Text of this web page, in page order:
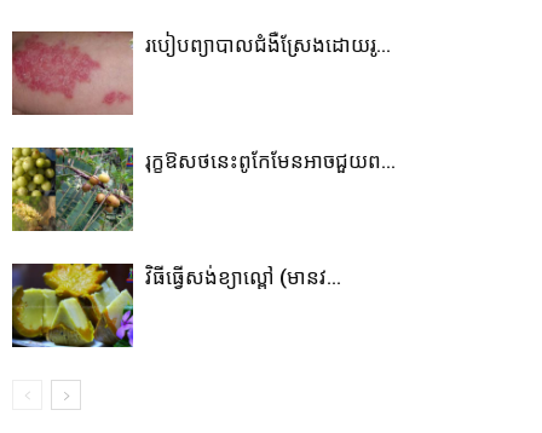
របៀបព្យាបាលជំងឺស្រែងដោយរូ...
រុក្ខឱសថនេះពូកែមែនអាចជួយព...
វិធីធ្វើសង់ខ្យាល្ពៅ (មានវ...